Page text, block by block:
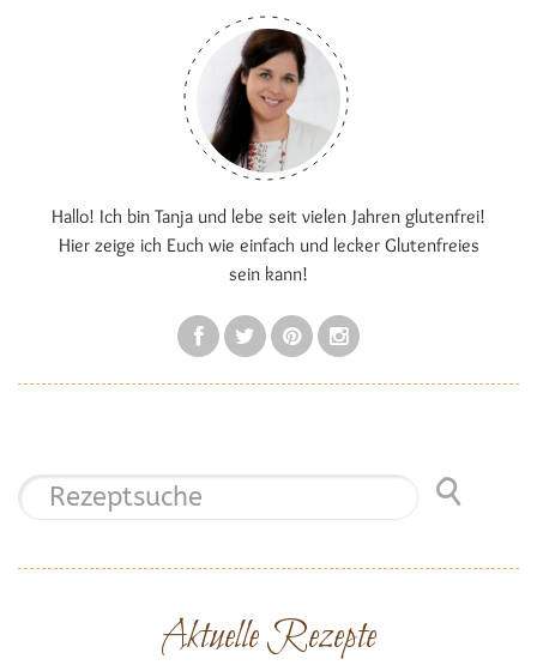
Hallo! Ich bin Tanja und lebe seit vielen Jahren glutenfrei!
Hier zeige ich Euch wie einfach und lecker Glutenfreies
sein kann!
Aktuelle Rezepte